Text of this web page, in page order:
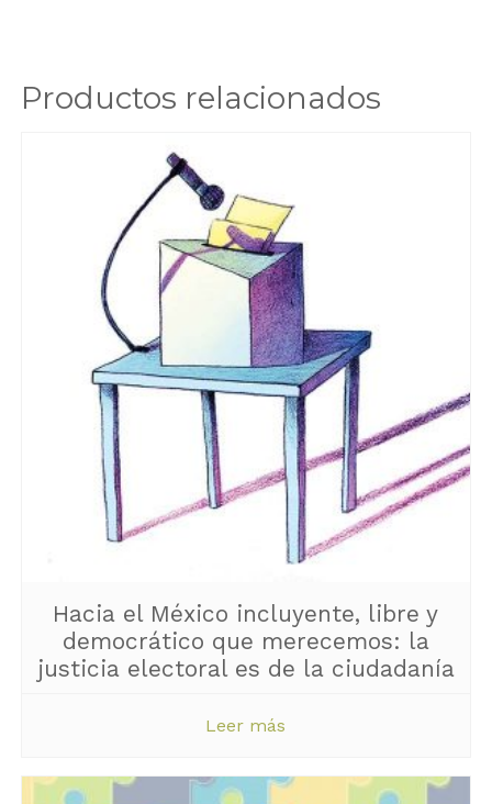
Productos relacionados
Hacia el México incluyente, libre y
democrático que merecemos: la
justicia electoral es de la ciudadanía
Leer más